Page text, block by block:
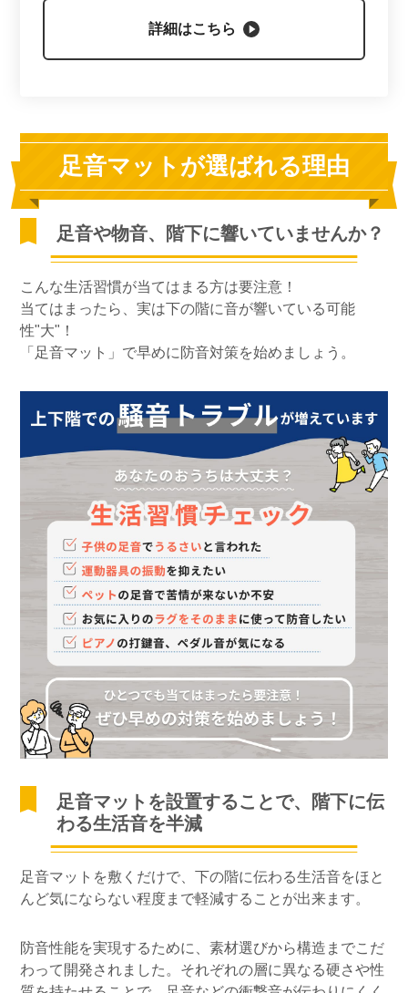
詳細はこちら
足音マットが選ばれる理由
足音や物音、階下に響いていませんか？
こんな生活習慣が当てはまる方は要注意！
当てはまったら、実は下の階に音が響いている可能
性"大"！
「足音マット」で早めに防音対策を始めましょう。
足音マットを設置することで、階下に伝
わる生活音を半減
足音マットを敷くだけで、下の階に伝わる生活音をほと
んど気にならない程度まで軽減することが出来ます。
防音性能を実現するために、素材選びから構造までこだ
わって開発されました。それぞれの層に異なる硬さや性